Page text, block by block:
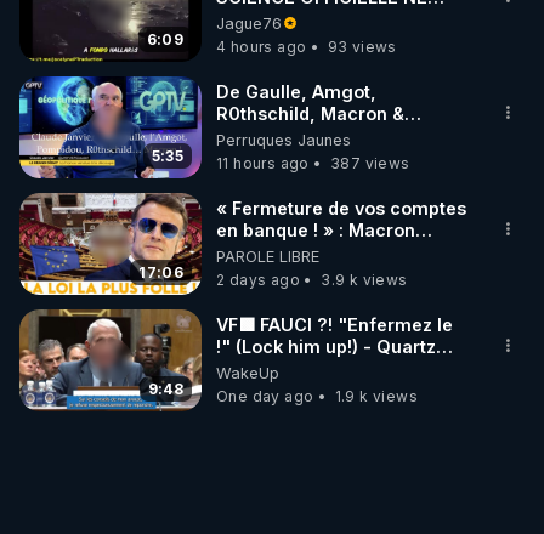
6:09
CONNAÎT-ELLE PAS LA VRAIE
ORIGINE DU PÉTROLE ?
Jague76
4 hours ago
93 views
5:35
De Gaulle, Amgot,
R0thschild, Macron &
Pompidou… Macron Claude
Janvier, GPTV, 18 X 2024
Perruques Jaunes
11 hours ago
387 views
17:06
« Fermeture de vos comptes
en banque ! » : Macron
impose une loi folle !
PAROLE LIBRE
2 days ago
3.9 k views
9:48
VF🟩 FAUCI ?! "Enfermez le
!" (Lock him up!) - Quartz
Traduction
WakeUp
One day ago
1.9 k views